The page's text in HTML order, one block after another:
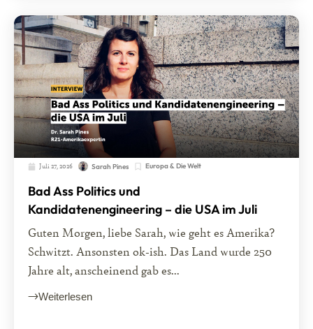
Juli 27, 2026 Sarah Pines Europa & Die Welt
Bad Ass Politics und
Kandidatenengineering – die USA im Juli
Guten Morgen, liebe Sarah, wie geht es Amerika?
Schwitzt. Ansonsten ok-ish. Das Land wurde 250
Jahre alt, anscheinend gab es...
Weiterlesen